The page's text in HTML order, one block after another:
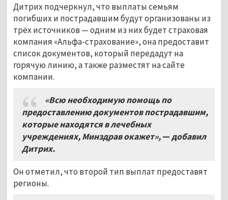
Дитрих подчеркнул, что выплаты семьям
погибших и пострадавшим будут организованы из
трёх источников — одним из них будет страховая
компания «Альфа-страхование», она предоставит
список документов, который передадут на
горячую линию, а также разместят на сайте
компании.
«Всю необходимую помощь по
предоставлению документов пострадавшим,
которые находятся в лечебных
учреждениях, Минздрав окажет»,—добавил
Дитрих.
Он отметил, что второй тип выплат предоставят
регионы.